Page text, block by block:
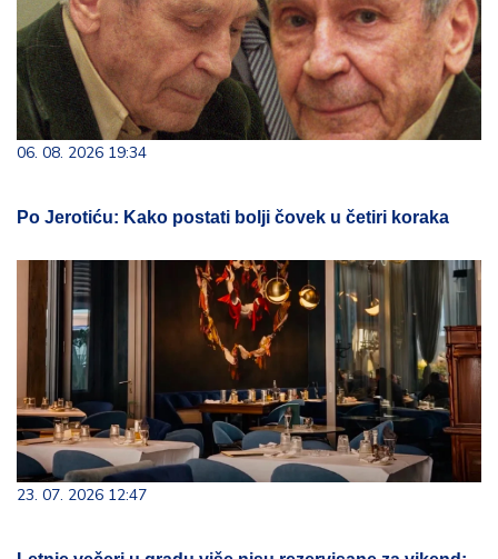
06. 08. 2026 19:34
Po Jerotiću: Kako postati bolji čovek u četiri koraka
23. 07. 2026 12:47